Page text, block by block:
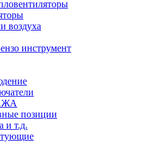
воздуха
инструмент
позиции
и т.д.